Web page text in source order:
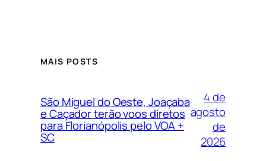
MAIS POSTS
São Miguel do Oeste, Joaçaba
e Caçador terão voos diretos
para Florianópolis pelo VOA +
SC
4 de
agosto
de
2026